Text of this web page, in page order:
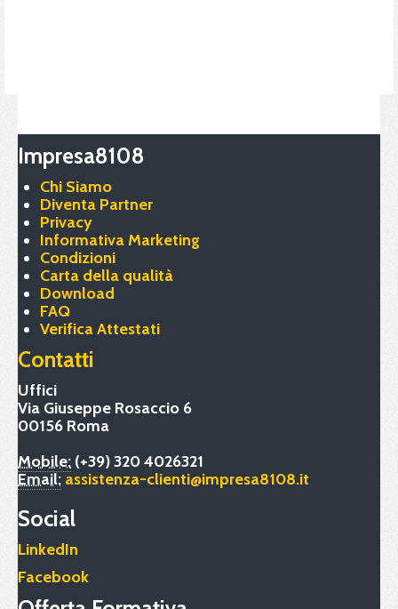
Impresa8108
Chi Siamo
Diventa Partner
Privacy
Informativa Marketing
Condizioni
Carta della qualità
Download
FAQ
Verifica Attestati
Contatti
Uffici
Via Giuseppe Rosaccio 6
00156 Roma
Mobile: (+39) 320 4026321
Email:assistenza-clienti@impresa8108.it
Social
LinkedIn
Facebook